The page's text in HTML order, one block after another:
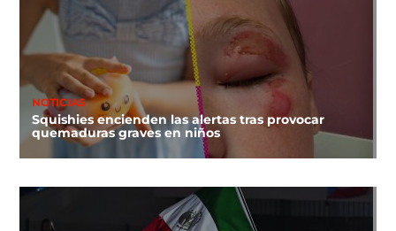
NOTICIAS
Squishies encienden las alertas tras provocar
quemaduras graves en niños